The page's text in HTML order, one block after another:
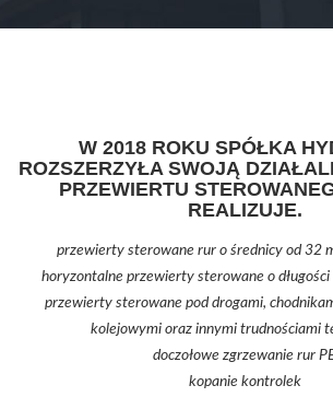
W 2018 ROKU SPÓŁKA
ROZSZERZYŁA SWOJĄ
PRZEWIERTU
REALIZUJE.
przewierty sterowane rur o średnicy od 32
horyzontalne przewierty sterowane o
przewierty sterowane pod drogami,
kolejowymi oraz innymi trudnościami
doczołowe zgrzewanie rur
kopanie kontrolek